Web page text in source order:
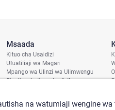
Msaada
Kituo cha Usaidizi
Ufuatiliaji wa Magari
Mpango wa Ulinzi wa Ulimwengu
Ripoti ya hali ya uharibifu
na watumiaji wengine